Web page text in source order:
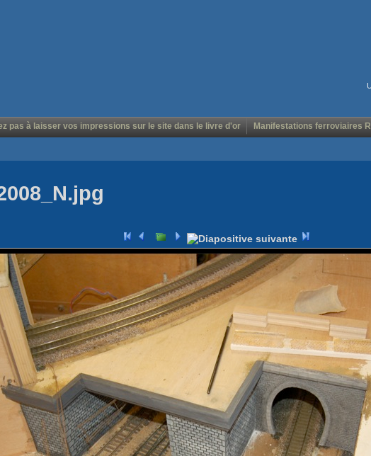
pas à laisser vos impressions sur le site dans le livre d'or Manifestations ferroviaires